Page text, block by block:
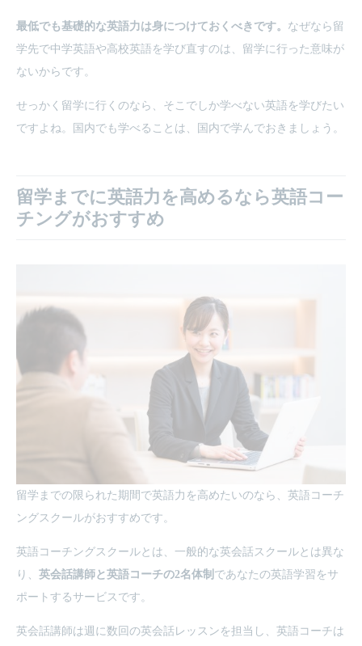
最低でも基礎的な英語力は身につけておくべきです。 なぜなら留
学先で中学英語や高校英語を学び直すのは、留学に行った意味が
ないからです。
せっかく留学に行くのなら、そこでしか学べない英語を学びたい
ですよね。国内でも学べることは、国内で学んでおきましょう。
留学までに英語力を高めるなら英語コー
チングがおすすめ
留学までの限られた期間で英語力を高めたいのなら、英語コーチ
ングスクールがおすすめです。
英語コーチングスクールとは、一般的な英会話スクールとは異な
り、 英会話講師と英語コーチの2名体制 であなたの英語学習をサ
ポートするサービスです。
英会話講師は週に数回の英会話レッスンを担当し、英語コーチは